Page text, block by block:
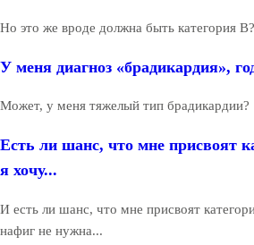
Но это же вроде должна быть категория В?
У меня диагноз «брадикардия»,
Может, у меня тяжелый тип брадикардии?
Есть ли шанс, что мне присвоят
я хочу...
И есть ли шанс, что мне присвоят
нафиг не нужна...